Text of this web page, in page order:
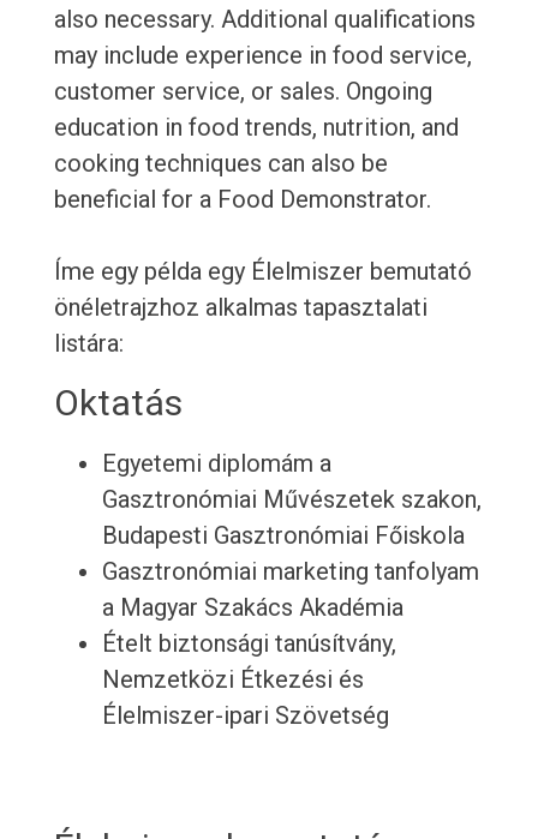
also necessary. Additional qualifications
may include experience in food service,
customer service, or sales. Ongoing
education in food trends, nutrition, and
cooking techniques can also be
beneficial for a Food Demonstrator.
Íme egy példa egy Élelmiszer bemutató
önéletrajzhoz alkalmas tapasztalati
listára:
Oktatás
Egyetemi diplomám a
Gasztronómiai Művészetek szakon,
Budapesti Gasztronómiai Főiskola
Gasztronómiai marketing tanfolyam
a Magyar Szakács Akadémia
Ételt biztonsági tanúsítvány,
Nemzetközi Étkezési és
Élelmiszer-ipari Szövetség